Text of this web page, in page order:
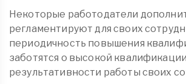
Некоторые работодатели
регламентируют для своих
периодичность повышения
заботятся о высокой
результативности работы своих